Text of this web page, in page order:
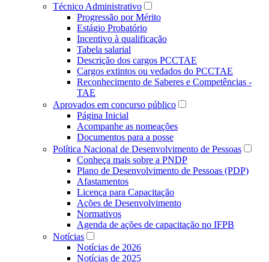
Técnico Administrativo
Progressão por Mérito
Estágio Probatório
Incentivo à qualificação
Tabela salarial
Descrição dos cargos PCCTAE
Cargos extintos ou vedados do PCCTAE
Reconhecimento de Saberes e Competências -
TAE
Aprovados em concurso público
Página Inicial
Acompanhe as nomeações
Documentos para a posse
Política Nacional de Desenvolvimento de Pessoas
Conheça mais sobre a PNDP
Plano de Desenvolvimento de Pessoas (PDP)
Afastamentos
Licença para Capacitação
Ações de Desenvolvimento
Normativos
Agenda de ações de capacitação no IFPB
Notícias
Notícias de 2026
Notícias de 2025